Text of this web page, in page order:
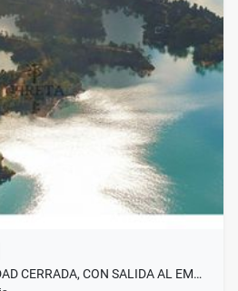
CERRADA, CON SALIDA AL EM…